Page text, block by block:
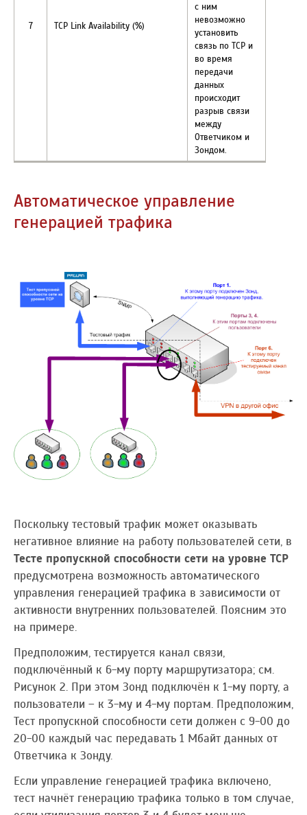
7 TCP Link Availability (%)
с ним
невозможно
установить
связь по TCP и
во время
передачи
данных
происходит
разрыв связи
между
Ответчиком и
Зондом.
Автоматическое управление
генерацией трафика
Поскольку тестовый трафик может оказывать
негативное влияние на работу пользователей сети, в
Тесте пропускной способности сети на уровне TCP
предусмотрена возможность автоматического
управления генерацией трафика в зависимости от
активности внутренних пользователей. Поясним это
на примере.
Предположим, тестируется канал связи,
подключённый к 6-му порту маршрутизатора; см.
Рисунок 2. При этом Зонд подключён к 1-му порту, а
пользователи – к 3-му и 4-му портам. Предположим,
Тест пропускной способности сети должен с 9-00 до
20-00 каждый час передавать 1 Мбайт данных от
Ответчика к Зонду.
Если управление генерацией трафика включено,
тест начнёт генерацию трафика только в том случае,